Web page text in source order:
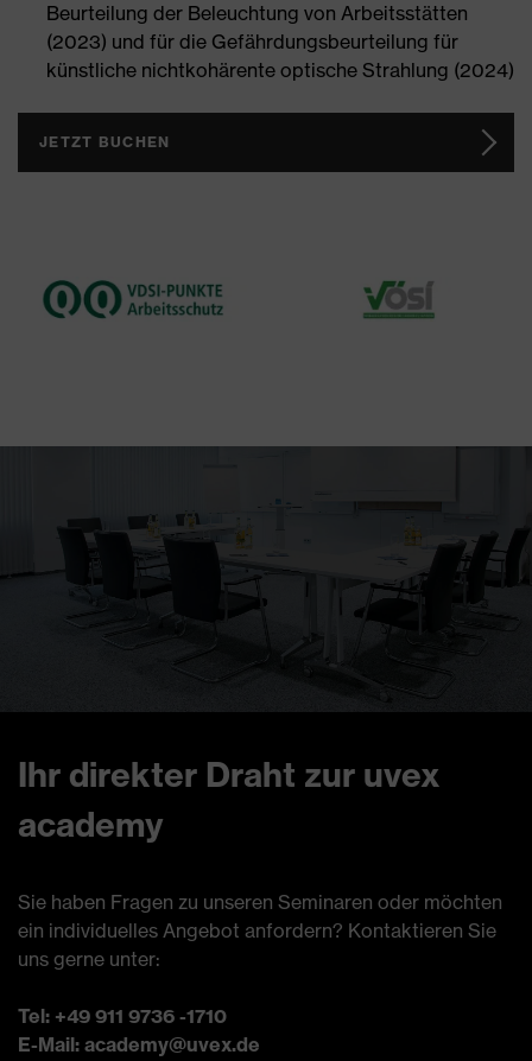
Beurteilung der Beleuchtung von Arbeitsstätten
(2023) und für die Gefährdungsbeurteilung für
künstliche nichtkohärente optische Strahlung (2024)
JETZT BUCHEN
Ihr direkter Draht zur uvex
academy
Sie haben Fragen zu unseren Seminaren oder möchten
ein individuelles Angebot anfordern? Kontaktieren Sie
uns gerne unter:
Tel: +49 911 9736 -1710
E-Mail: academy@uvex.de